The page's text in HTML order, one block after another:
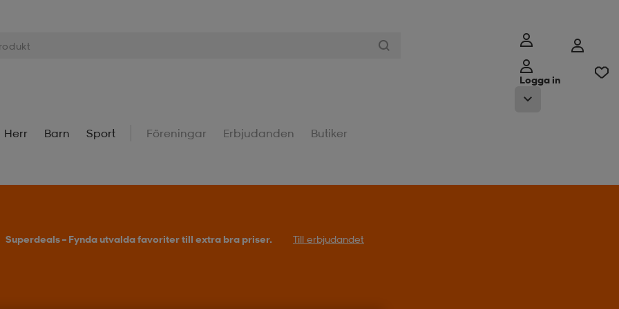
Logga in
Herr Barn Sport Föreningar Erbjudanden Butiker
Superdeals – Fynda utvalda favoriter till extra bra priser. Till erbjudandet